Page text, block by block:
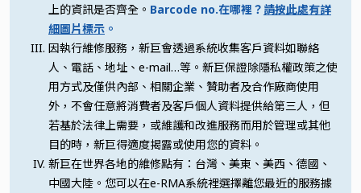
上的資訊是否齊全。 Barcode no.在哪裡？ 請按此處有詳
細圖片標示 。
因執行維修服務，新巨會透過系統收集客戶資料如聯絡
人、電話、地址、e-mail…等。新巨保證除隱私權政策之使
用方式及僅供內部、相關企業、贊助者及合作廠商使用
外，不會任意將消費者及客戶個人資料提供給第三人，但
若基於法律上需要，或維護和改進服務而用於管理或其他
目的時，新巨得適度揭露或使用您的資料。
新巨在世界各地的維修點有：台灣、美東、美西、德國、
中國大陸。您可以在e-RMA系統裡選擇離您最近的服務據